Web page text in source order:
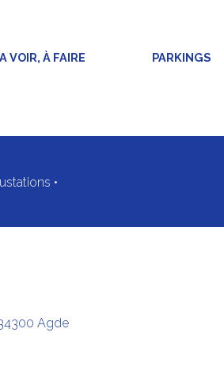
A VOIR, À FAIRE PARKINGS
•
Agde